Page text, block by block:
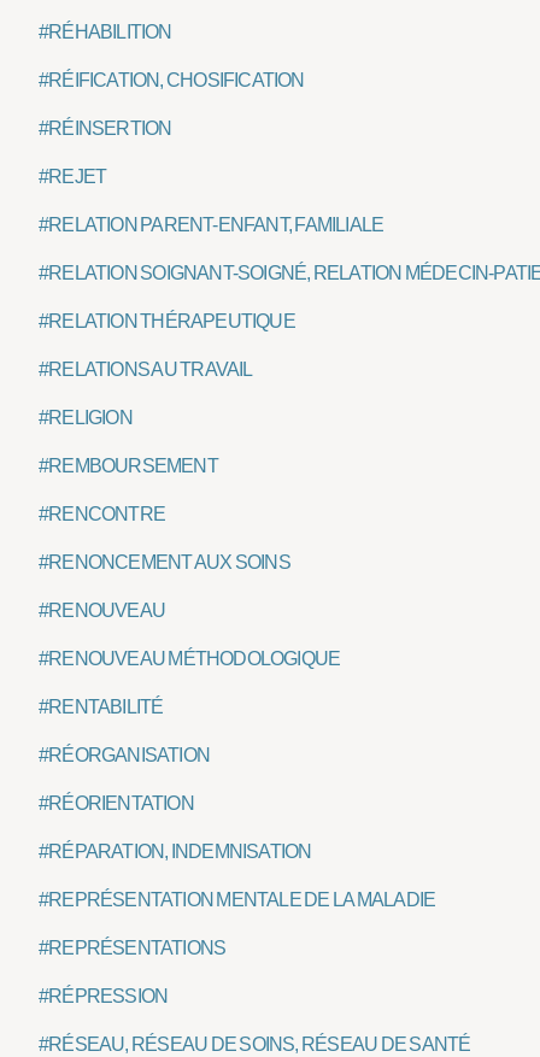
#RÉHABILITION
#RÉIFICATION, CHOSIFICATION
#RÉINSERTION
#REJET
#RELATION PARENT-ENFANT, FAMILIALE
#RELATION SOIGNANT-SOIGNÉ, RELATION MÉDECIN-
#RELATION THÉRAPEUTIQUE
#RELATIONS AU TRAVAIL
#RELIGION
#REMBOURSEMENT
#RENCONTRE
#RENONCEMENT AUX SOINS
#RENOUVEAU
#RENOUVEAU MÉTHODOLOGIQUE
#RENTABILITÉ
#RÉORGANISATION
#RÉORIENTATION
#RÉPARATION, INDEMNISATION
#REPRÉSENTATION MENTALE DE LA MALADIE
#REPRÉSENTATIONS
#RÉPRESSION
#RÉSEAU, RÉSEAU DE SOINS, RÉSEAU DE SANTÉ